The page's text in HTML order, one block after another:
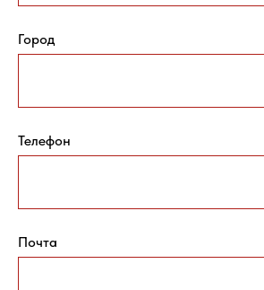
Город
Телефон
Почта